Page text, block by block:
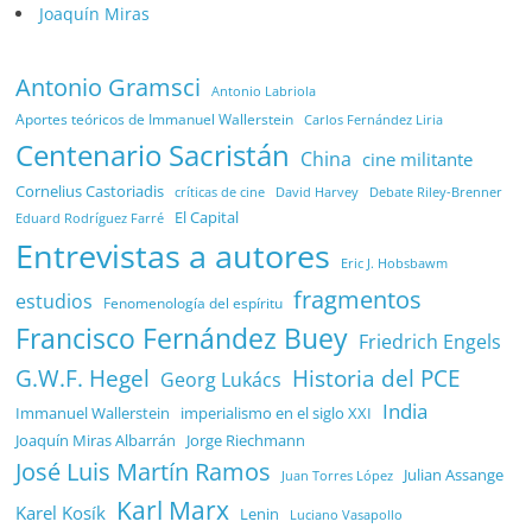
Joaquín Miras
Antonio Gramsci Antonio Labriola
Aportes teóricos de Immanuel Wallerstein Carlos Fernández Liria
Centenario Sacristán China cine militante
Cornelius Castoriadis críticas de cine David Harvey Debate Riley-Brenner
Eduard Rodríguez Farré El Capital
Entrevistas a autores Eric J. Hobsbawm
estudios Fenomenología del espíritu fragmentos
Francisco Fernández Buey Friedrich Engels
G.W.F. Hegel Georg Lukács Historia del PCE
Immanuel Wallerstein imperialismo en el siglo XXI India
Joaquín Miras Albarrán Jorge Riechmann
José Luis Martín Ramos Juan Torres López Julian Assange
Karel Kosík Karl Marx Lenin Luciano Vasapollo